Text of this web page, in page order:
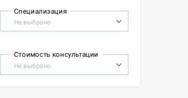
Специализация
Не выбрано
Стоимость консультации
Не выбрано